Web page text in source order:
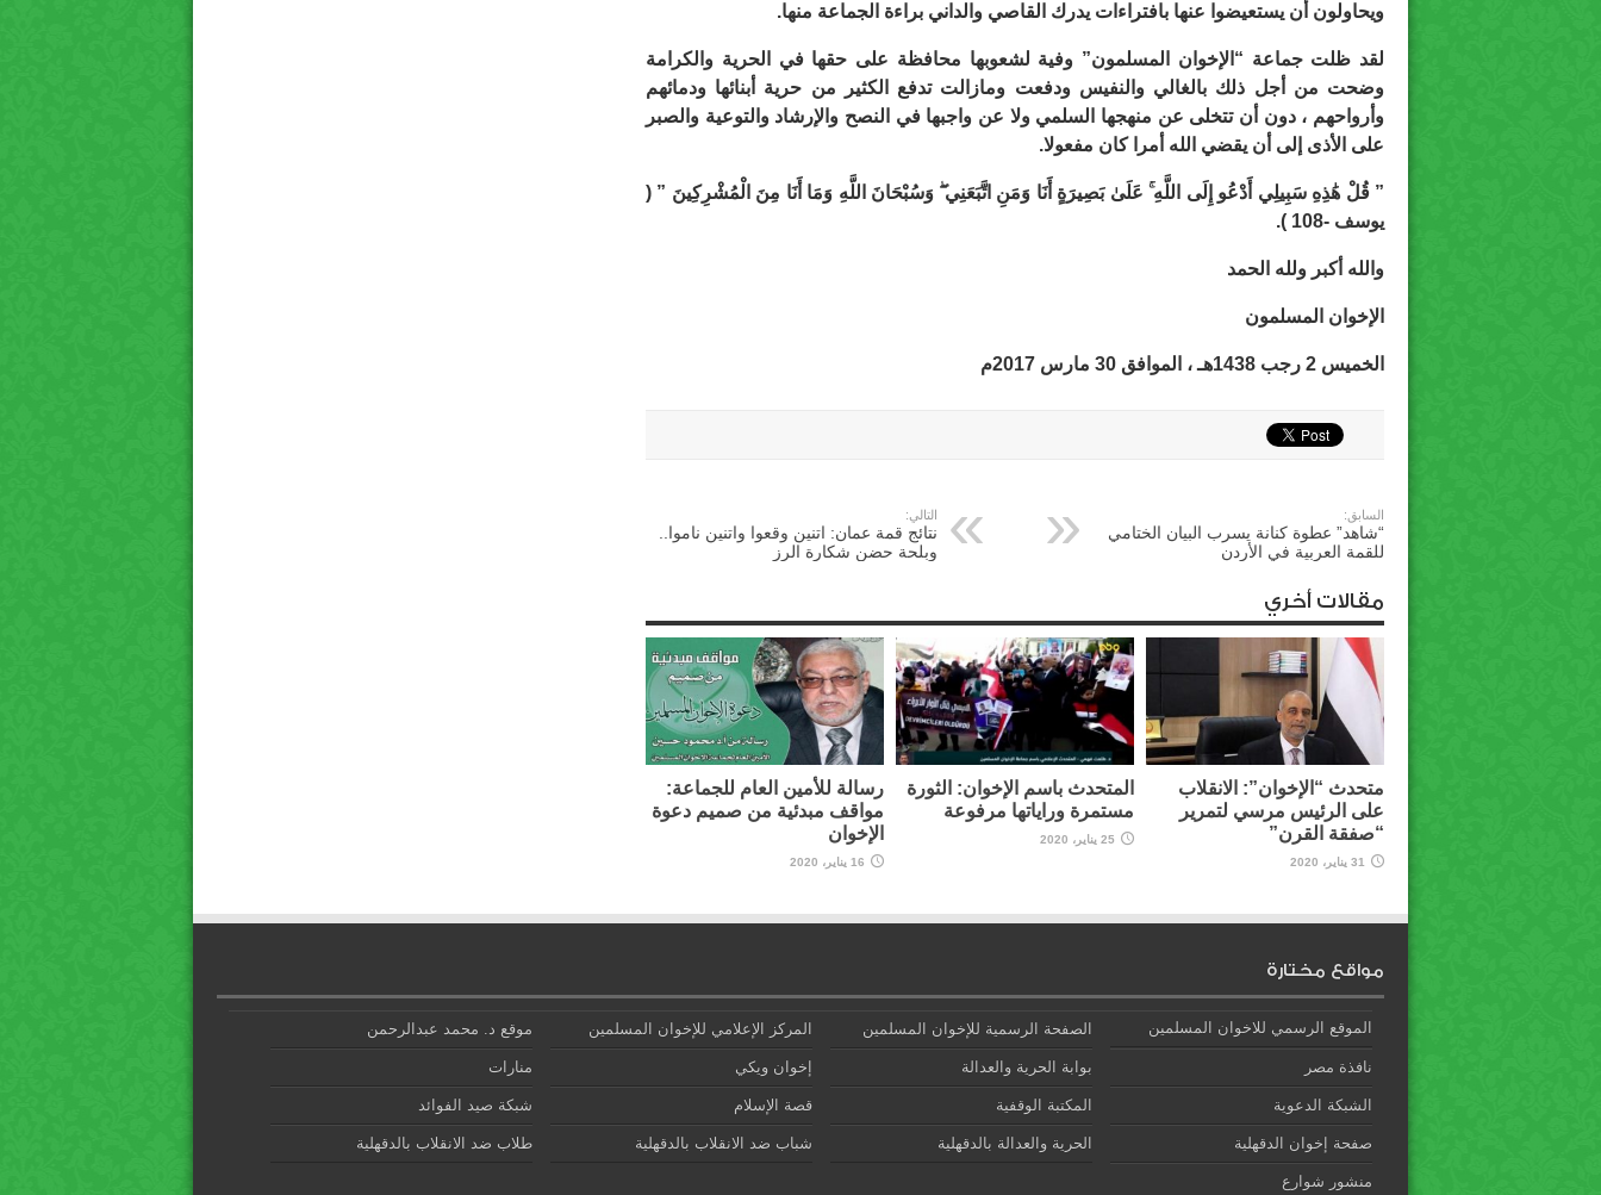
ويحاولون أن يستعيضوا عنها بافتراءات يدرك القاصي والداني براءة الجماعة منها.
لقد ظلت جماعة “الإخوان المسلمون” وفية لشعوبها محافظة على حقها في الحرية والكرامة
وضحت من أجل ذلك بالغالي والنفيس ودفعت ومازالت تدفع الكثير من حرية أبنائها ودمائهم
وأرواحهم ، دون أن تتخلى عن منهجها السلمي ولا عن واجبها في النصح والإرشاد والتوعية والصبر
على الأذى إلى أن يقضي الله أمرا كان مفعولا.
” قُلْ هَٰذِهِ سَبِيلِي أَدْعُو إِلَى اللَّهِ ۚ عَلَىٰ بَصِيرَةٍ أَنَا وَمَنِ اتَّبَعَنِي ۖ وَسُبْحَانَ اللَّهِ وَمَا أَنَا مِنَ الْمُشْرِكِينَ ” (
يوسف -108 ).
والله أكبر ولله الحمد
الإخوان المسلمون
الخميس 2 رجب 1438هـ ، الموافق 30 مارس 2017م
السابق:
“شاهد” عطوة كنانة يسرب البيان الختامي
للقمة العربية في الأردن
التالي:
نتائج قمة عمان: اتنين وقعوا واتنين ناموا..
وبلحة حضن شكارة الرز
مقالات أخري
متحدث “الإخوان”: الانقلاب
على الرئيس مرسي لتمرير
“صفقة القرن”
31 يناير، 2020
المتحدث باسم الإخوان: الثورة
مستمرة وراياتها مرفوعة
25 يناير، 2020
رسالة للأمين العام للجماعة:
مواقف مبدئية من صميم دعوة
الإخوان
16 يناير، 2020
مواقع مختارة
الموقع الرسمي للاخوان المسلمين الصفحة الرسمية للإخوان المسلمين المركز الإعلامي للإخوان المسلمين موقع د. محمد عبدالرحمن
نافذة مصر بوابة الحرية والعدالة إخوان ويكي منارات
الشبكة الدعوية المكتبة الوقفية قصة الإسلام شبكة صيد الفوائد
صفحة إخوان الدقهلية الحرية والعدالة بالدقهلية شباب ضد الانقلاب بالدقهلية طلاب ضد الانقلاب بالدقهلية
منشور شوارع